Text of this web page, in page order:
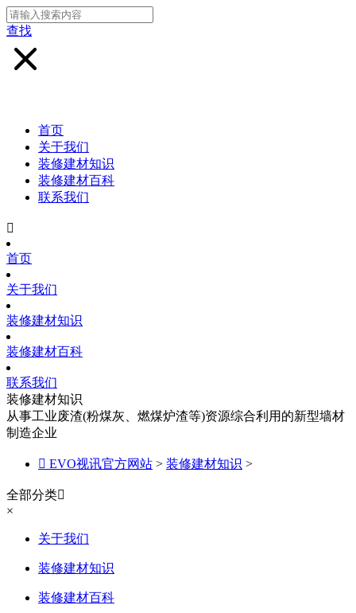
查找
首页
关于我们
装修建材知识
装修建材百科
联系我们

首页
关于我们
装修建材知识
装修建材百科
联系我们
装修建材知识
从事工业废渣(粉煤灰、燃煤炉渣等)资源综合利用的新型墙材
制造企业
 EVO视讯官方网站 > 装修建材知识 >
全部分类
×
关于我们
装修建材知识
装修建材百科